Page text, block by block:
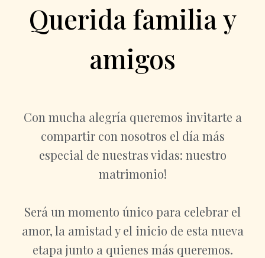
Querida familia y
amigos
Con mucha alegría queremos invitarte a
compartir con nosotros el día más
especial de nuestras vidas: nuestro
matrimonio!
Será un momento único para celebrar el
amor, la amistad y el inicio de esta nueva
etapa junto a quienes más queremos.